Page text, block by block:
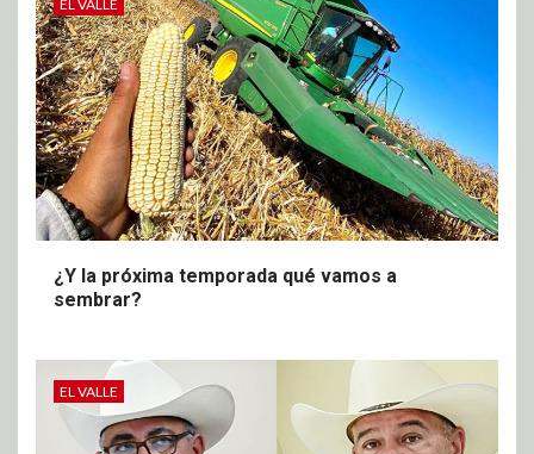
EL VALLE
¿Y la próxima temporada qué vamos a
sembrar?
EL VALLE